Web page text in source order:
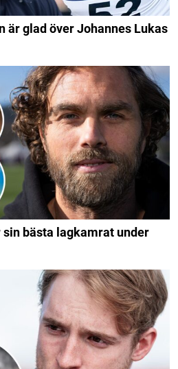
är glad över Johannes Lukas
bästa lagkamrat under